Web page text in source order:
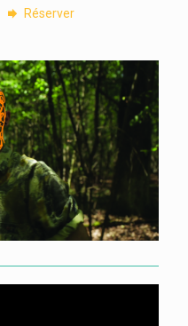
Réserver